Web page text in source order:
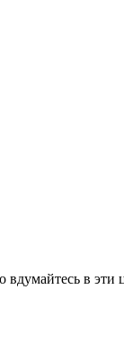
вдумайтесь в эти